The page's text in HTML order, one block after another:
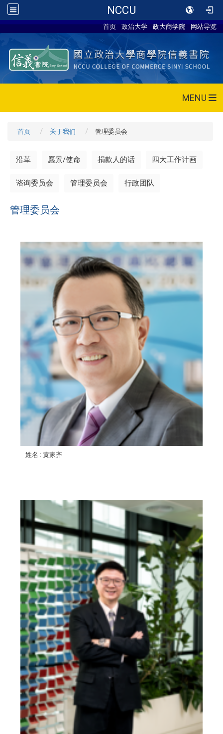
NCCU
首页 政治大学 政大商学院 网站导览
MENU
首页 关于我们 管理委员会
沿革 愿景/使命 捐款人的话 四大工作计画
谘询委员会 管理委员会 行政团队
管理委员会
姓名 : 黄家齐